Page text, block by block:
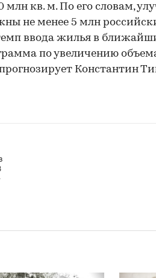
млн кв. м. По его словам,
не менее 5 млн
ввода жилья в
по увеличению
Константин